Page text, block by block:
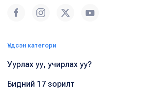
Үндсэн категори
Уурлах уу, учирлах уу?
Бидний 17 зорилт